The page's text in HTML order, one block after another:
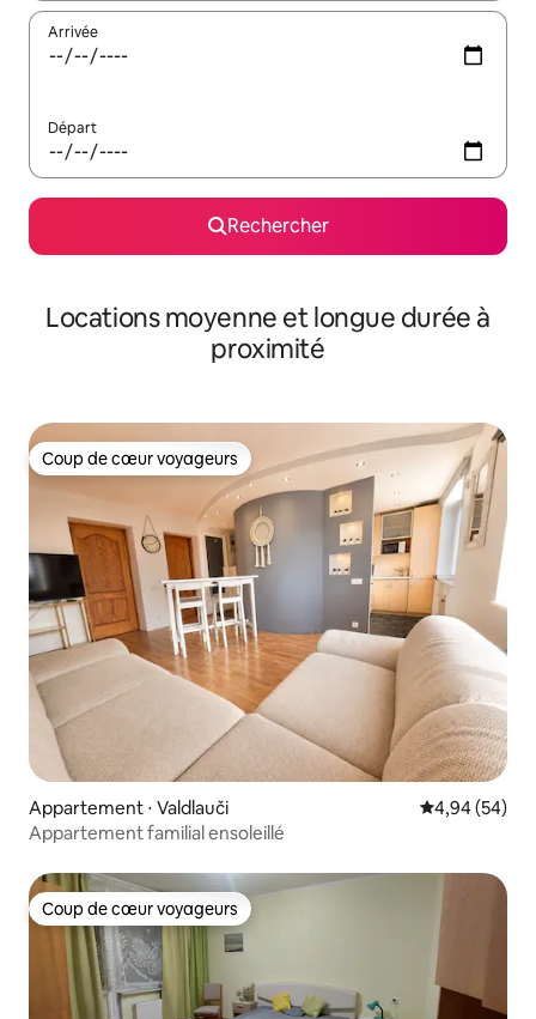
Arrivée
Départ
Rechercher
Locations moyenne et longue durée à
proximité
Coup de cœur voyageurs
Coup de cœur voyageurs
Appartement ⋅ Valdlauči Évaluation
4,94 (54)
Appartement familial ensoleillé
Coup de cœur voyageurs
Coup de cœur voyageurs